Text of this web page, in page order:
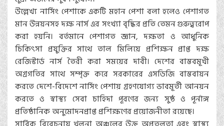
উল্লেখ্য নার্সিং পেশাকে একটি মহান পেশা বলা হলেও পেশাগত
মান উন্নয়নসহ দক্ষ নার্স এর সংখ্যা বৃদ্ধির প্রতি তেমন গুরুত্বরোপ
করা হয়নি। বর্তমানে পেশাগত জ্ঞান, দক্ষতা ও আধুনিক
চিকিৎসা প্রযুক্তির সাথে তাল মিলিয়ে প্রশিক্ষন প্রাপ্ত দক্ষ
রেজিস্টার্ড নার্স তৈরী করা সময়ের দাবী। দেশের বাস্তবমূখী
অগ্রগতির সাথে সম্পৃক্ত করে সরকারের এসডিজি বাস্তবায়ন
করতে দেশে-বিদেশে নার্সিং পেশায় গ্রহণযোগ্য ভাবমূর্তী আনয়ন
করতে ও স্বাস্থ্য সেবা চাহিদা পূরণের জন্য সুষ্ঠ ও পূর্নাঙ্গ
প্রতিষ্ঠানিক অনুমোদনপ্রাপ্ত প্রশিক্ষণের প্রয়োজনীতা রয়েছে।